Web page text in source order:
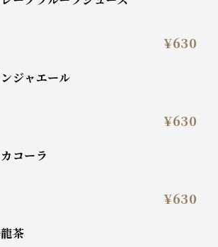
¥630
ジンジャエール
¥630
コカコーラ
¥630
烏龍茶